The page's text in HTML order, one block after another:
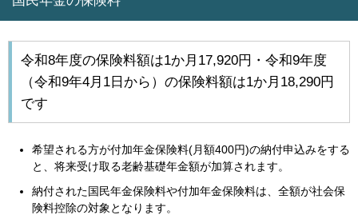
令和8年度の保険料額は1か月17,920円・令和9年度
（令和9年4月1日から）の保険料額は1か月18,290円
です
希望される方が付加年金保険料(月額400円)の納付申込みをする
と、将来受け取る老齢基礎年金額が加算されます。
納付された国民年金保険料や付加年金保険料は、全額が社会保
険料控除の対象となります。